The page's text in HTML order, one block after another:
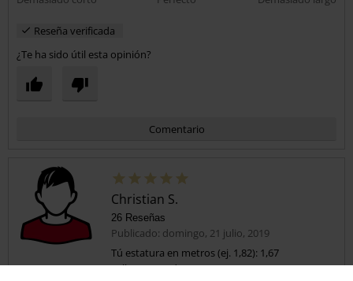
Reseña verificada
¿Te ha sido útil esta opinión?
Comentario
Christian S.
26 Reseñas
Publicado: domingo, 21 julio, 2019
Tú estatura en metros (ej. 1,82): 1,67
Talla comprada: XL